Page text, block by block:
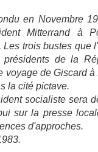
en Novembre
Mitterrand à
Les trois bustes que
de la
voyage de Giscard
la cité pictave.
socialiste sera
sur la presse
d'approches.